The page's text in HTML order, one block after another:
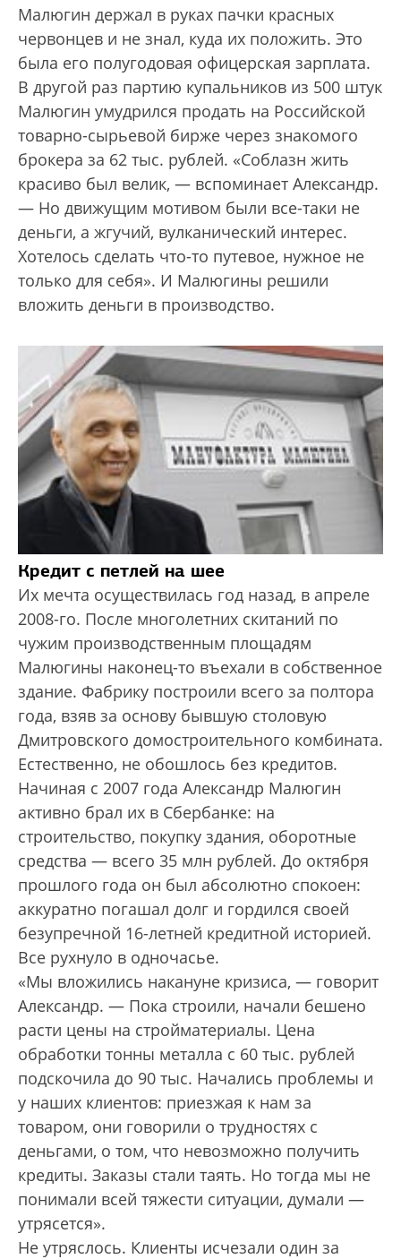
Малюгин держал в руках пачки красных
червонцев и не знал, куда их положить. Это
была его полугодовая офицерская зарплата.
В другой раз партию купальников из 500 штук
Малюгин умудрился продать на Российской
товарно-сырьевой бирже через знакомого
брокера за 62 тыс. рублей. «Соблазн жить
красиво был велик, — вспоминает Александр.
— Но движущим мотивом были все-таки не
деньги, а жгучий, вулканический интерес.
Хотелось сделать что-то путевое, нужное не
только для себя». И Малюгины решили
вложить деньги в производство.
Кредит с петлей на шее
Их мечта осуществилась год назад, в апреле
2008-го. После многолетних скитаний по
чужим производственным площадям
Малюгины наконец-то въехали в собственное
здание. Фабрику построили всего за полтора
года, взяв за основу бывшую столовую
Дмитровского домостроительного комбината.
Естественно, не обошлось без кредитов.
Начиная с 2007 года Александр Малюгин
активно брал их в Сбербанке: на
строительство, покупку здания, оборотные
средства — всего 35 млн рублей. До октября
прошлого года он был абсолютно спокоен:
аккуратно погашал долг и гордился своей
безупречной 16-летней кредитной историей.
Все рухнуло в одночасье.
«Мы вложились накануне кризиса, — говорит
Александр. — Пока строили, начали бешено
расти цены на стройматериалы. Цена
обработки тонны металла с 60 тыс. рублей
подскочила до 90 тыс. Начались проблемы и
у наших клиентов: приезжая к нам за
товаром, они говорили о трудностях с
деньгами, о том, что невозможно получить
кредиты. Заказы стали таять. Но тогда мы не
понимали всей тяжести ситуации, думали —
утрясется».
Не утряслось. Клиенты исчезали один за